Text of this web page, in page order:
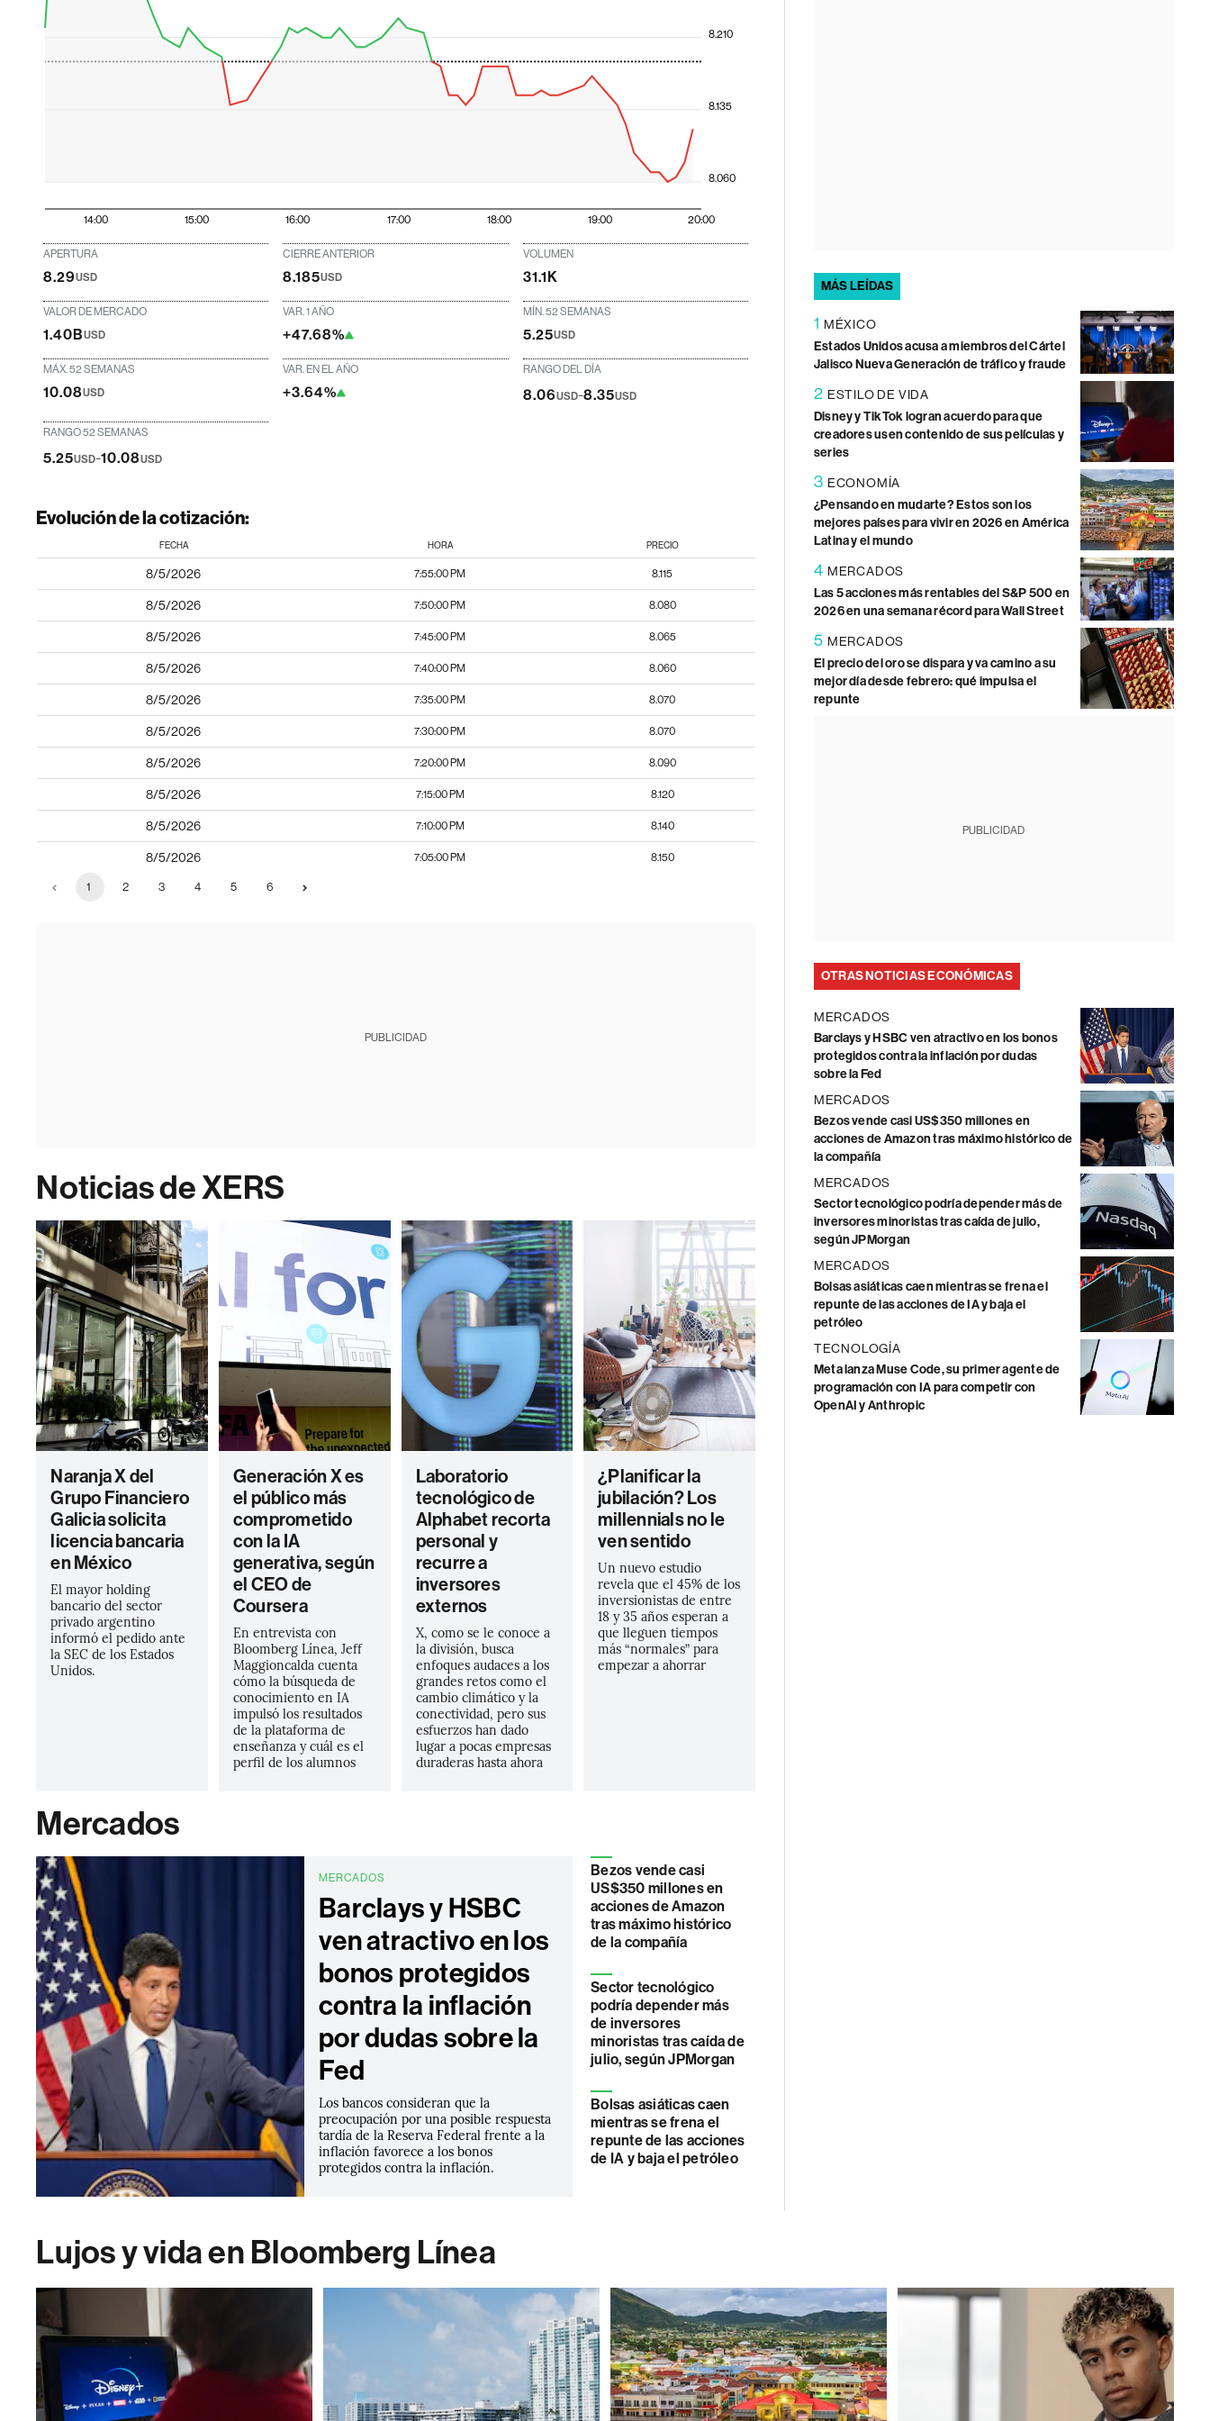
14:00 15:00 16:00 17:00 18:00 19:00 20:00
8.060
8.135
8.210
APERTURA
8.29USD
CIERRE ANTERIOR
8.185USD
VOLUMEN
31.1K
VALOR DE MERCADO
1.40BUSD
VAR. 1 AÑO
+47.68%
MÍN. 52 SEMANAS
5.25USD
MÁX. 52 SEMANAS
10.08USD
VAR. EN EL AÑO
+3.64%
RANGO DEL DÍA
8.06USD-8.35USD
RANGO 52 SEMANAS
5.25USD-10.08USD
Evolución de la cotización:
FECHA HORA PRECIO
8/5/2026 7:55:00 PM 8.115
8/5/2026 7:50:00 PM 8.080
8/5/2026 7:45:00 PM 8.065
8/5/2026 7:40:00 PM 8.060
8/5/2026 7:35:00 PM 8.070
8/5/2026 7:30:00 PM 8.070
8/5/2026 7:20:00 PM 8.090
8/5/2026 7:15:00 PM 8.120
8/5/2026 7:10:00 PM 8.140
8/5/2026 7:05:00 PM 8.150
1 2 3 4 5 6
PUBLICIDAD
Noticias de XERS
Naranja X del
Grupo Financiero
Galicia solicita
licencia bancaria
en México
El mayor holding
bancario del sector
privado argentino
informó el pedido ante
la SEC de los Estados
Unidos.
Generación X es
el público más
comprometido
con la IA
generativa, según
el CEO de
Coursera
En entrevista con
Bloomberg Línea, Jeff
Maggioncalda cuenta
cómo la búsqueda de
conocimiento en IA
impulsó los resultados
de la plataforma de
enseñanza y cuál es el
perfil de los alumnos
Laboratorio
tecnológico de
Alphabet recorta
personal y
recurre a
inversores
externos
X, como se le conoce a
la división, busca
enfoques audaces a los
grandes retos como el
cambio climático y la
conectividad, pero sus
esfuerzos han dado
lugar a pocas empresas
duraderas hasta ahora
¿Planificar la
jubilación? Los
millennials no le
ven sentido
Un nuevo estudio
revela que el 45% de los
inversionistas de entre
18 y 35 años esperan a
que lleguen tiempos
más “normales” para
empezar a ahorrar
Mercados
MERCADOS
Barclays y HSBC
ven atractivo en los
bonos protegidos
contra la inflación
por dudas sobre la
Fed
Los bancos consideran que la
preocupación por una posible respuesta
tardía de la Reserva Federal frente a la
inflación favorece a los bonos
protegidos contra la inflación.
Bezos vende casi
US$350 millones en
acciones de Amazon
tras máximo histórico
de la compañía
Sector tecnológico
podría depender más
de inversores
minoristas tras caída de
julio, según JPMorgan
Bolsas asiáticas caen
mientras se frena el
repunte de las acciones
de IA y baja el petróleo
MÁS LEÍDAS
1 MÉXICO
Estados Unidos acusa a miembros del Cártel
Jalisco Nueva Generación de tráfico y fraude
2 ESTILO DE VIDA
Disney y TikTok logran acuerdo para que
creadores usen contenido de sus películas y
series
3 ECONOMÍA
¿Pensando en mudarte? Estos son los
mejores países para vivir en 2026 en América
Latina y el mundo
4 MERCADOS
Las 5 acciones más rentables del S&P 500 en
2026 en una semana récord para Wall Street
5 MERCADOS
El precio del oro se dispara y va camino a su
mejor día desde febrero: qué impulsa el
repunte
PUBLICIDAD
OTRAS NOTICIAS ECONÓMICAS
MERCADOS
Barclays y HSBC ven atractivo en los bonos
protegidos contra la inflación por dudas
sobre la Fed
MERCADOS
Bezos vende casi US$350 millones en
acciones de Amazon tras máximo histórico de
la compañía
MERCADOS
Sector tecnológico podría depender más de
inversores minoristas tras caída de julio,
según JPMorgan
MERCADOS
Bolsas asiáticas caen mientras se frena el
repunte de las acciones de IA y baja el
petróleo
TECNOLOGÍA
Meta lanza Muse Code, su primer agente de
programación con IA para competir con
OpenAI y Anthropic
Lujos y vida en Bloomberg Línea